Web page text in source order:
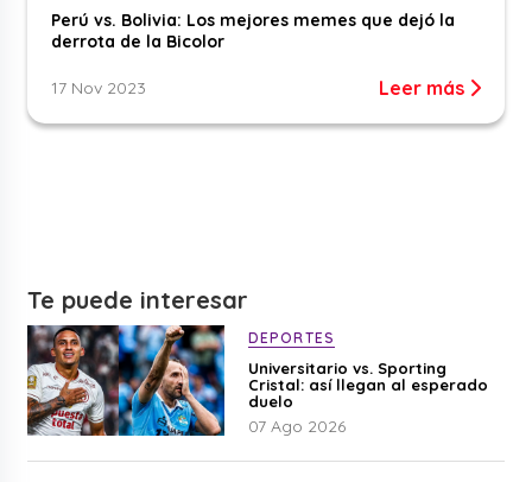
Perú vs. Bolivia: Los mejores memes que dejó la
derrota de la Bicolor
17 Nov 2023 Leer más
Te puede interesar
DEPORTES
Universitario vs. Sporting
Cristal: así llegan al esperado
duelo
07 Ago 2026